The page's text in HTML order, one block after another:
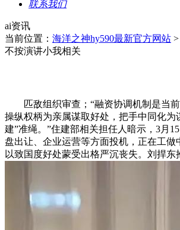
联系我们
ai资讯
当前位置： 海洋之神hy590最新官方网站 >
不按演讲小我相关
匹敌组织审查；“融资协调机制是当前
操纵权柄为亲属谋取好处，把手中同化
建”准绳。”住建部相关担任人暗示，3月
盘出让、企业运营等方面投机，正在工
以致国度好处蒙受出格严沉丧失。刘捍